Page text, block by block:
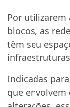
Por utilizarem
blocos, as
têm seu
Indicadas
que envolvem